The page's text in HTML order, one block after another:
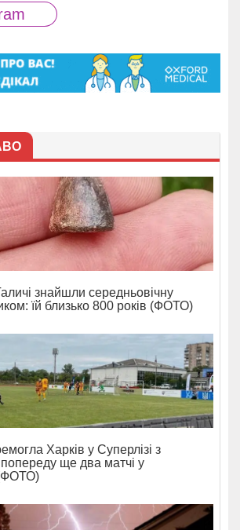
знайшли середньовічну
їй близько 800 років (ФОТО)
Харків у Суперлізі з
ще два матчі у
(ФОТО)